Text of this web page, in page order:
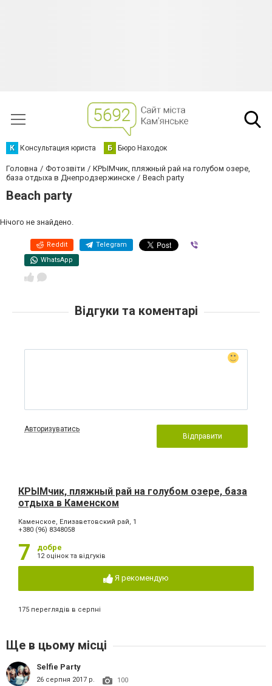
К Консультация юриста Б Бюро Находок
Головна Фотозвіти
КРЫМчик, пляжный рай на голубом озере,
база отдыха в Днепродзержинске
Beach party
Beach party
Нічого не знайдено.
Reddit Telegram
WhatsApp
Відгуки та коментарі
Авторизуватись
Відправити
КРЫМчик, пляжный рай на голубом озере, база
отдыха в Каменском
Каменское, Елизаветовский рай, 1
+380 (96) 8348058
7 добре
12 оцінок та відгуків
Я рекомендую
175 переглядів в серпні
Ще в цьому місці
Selfie Party
26 серпня 2017 р. 100